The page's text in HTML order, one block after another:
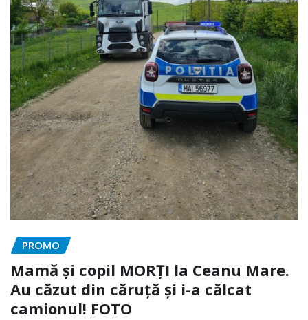
PROMO
Mamă și copil MORȚI la Ceanu Mare.
Au căzut din căruță și i-a călcat
camionul! FOTO